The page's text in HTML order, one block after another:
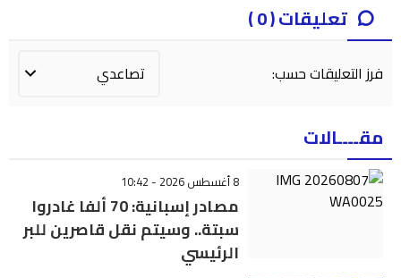
تعليقات ( 0 )
فرز التعليقات حسب:
مقــــالات
8 أغسطس 2026 - 10:42
مصادر إسبانية: 70 ألفا غادروا
سبتة.. وسيتم نقل قاصرين للبر
الرئيسي